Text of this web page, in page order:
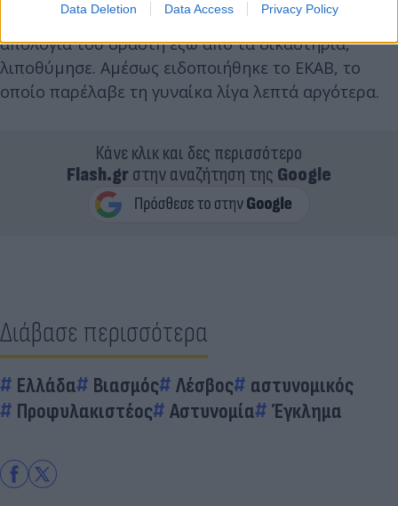
Data Deletion Data Access Privacy Policy
παιδιού, η οποία παρέμενε όλες τις ώρες κατά την
απολογία του δράστη έξω από τα δικαστήρια,
λιποθύμησε. Αμέσως ειδοποιήθηκε το ΕΚΑΒ, το
οποίο παρέλαβε τη γυναίκα λίγα λεπτά αργότερα.
Κάνε κλικ και δες περισσότερο
Flash.grστην αναζήτηση της Google
Διάβασε περισσότερα
Ελλάδα Βιασμός Λέσβος
αστυνομικός
Προφυλακιστέος
Αστυνομία Έγκλημα